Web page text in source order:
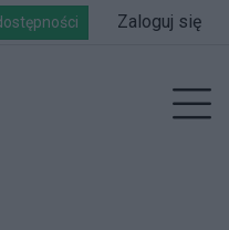
Zaloguj się